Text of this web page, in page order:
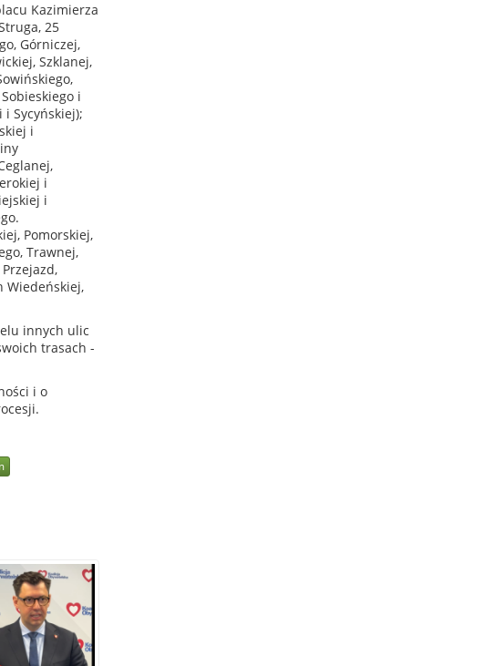
Kazimierza
25
Górniczej,
Szklanej,
i
Sycyńskiej);
i
i
i
Pomorskiej,
Trawnej,
Wiedeńskiej,
innych ulic
trasach -
i o